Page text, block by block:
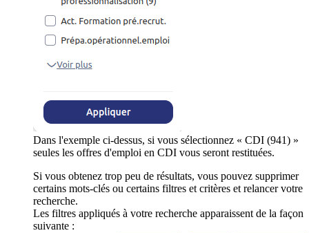
Dans l'exemple ci-dessus, si vous sélectionnez « CDI (941) »
seules les offres d'emploi en CDI vous seront restituées.
Si vous obtenez trop peu de résultats, vous pouvez supprimer
certains mots-clés ou certains filtres et critères et relancer votre
recherche.
Les filtres appliqués à votre recherche apparaissent de la façon
suivante :